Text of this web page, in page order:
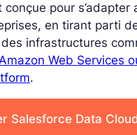
pour s’adapter
en tirant parti
infrastructures
Web Services
.
Salesforce Data